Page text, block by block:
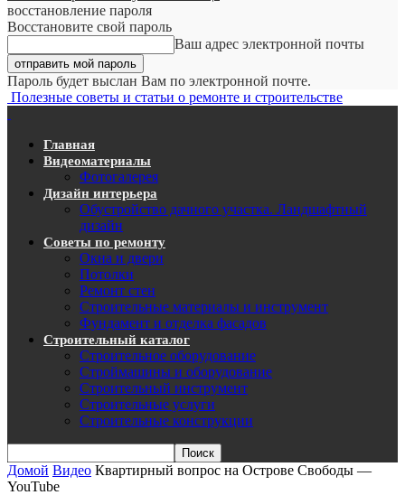
восстановление пароля
Восстановите свой пароль
Ваш адрес электронной почты
Пароль будет выслан Вам по электронной почте.
Полезные советы и статьи о ремонте и строительстве
Главная
Видеоматериалы
Фотогалерея
Дизайн интерьера
Обустройство дачного участка. Ландшафтный
дизайн
Советы по ремонту
Окна и двери
Потолки
Ремонт стен
Строительные материалы и инструмент
Фундамент и отделка фасадов
Строительный каталог
Строительное оборудование
Строймашины и оборудование
Строительный инструмент
Строительные услуги
Строительные конструкции
Домой Видео Квартирный вопрос на Острове Свободы —
YouTube